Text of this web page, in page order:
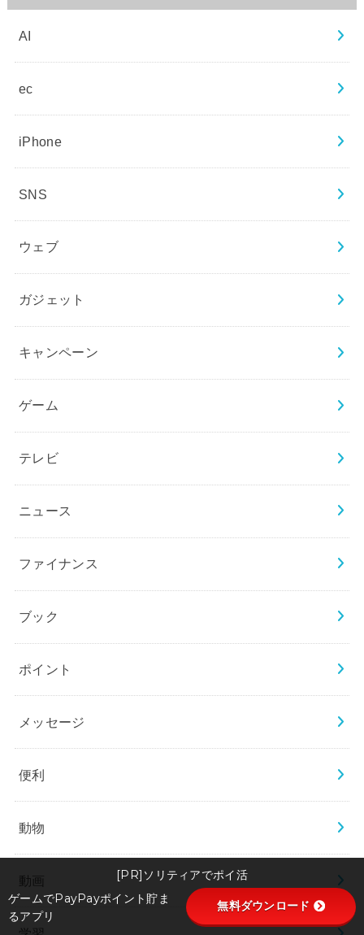
AI
ec
iPhone
SNS
ウェブ
ガジェット
キャンペーン
ゲーム
テレビ
ニュース
ファイナンス
ブック
ポイント
メッセージ
便利
動物
動画
[PR]ソリティアでポイ活
ゲームでPayPayポイント貯ま
るアプリ
無料ダウンロード